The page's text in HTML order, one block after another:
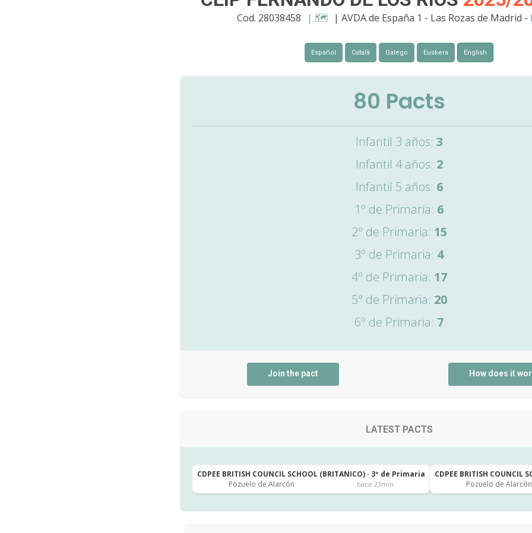
Cod. 28038458 | 🗺️ | AVDA de España 1 - Las Rozas de Madrid -
Español Català Galego Euskera English
80 Pacts
Infantil 3 años: 3
Infantil 4 años: 2
Infantil 5 años: 6
1º de Primaria: 6
2º de Primaria: 15
3º de Primaria: 4
4º de Primaria: 17
5º de Primaria: 20
6º de Primaria: 7
Join the pact How does it
LATEST PACTS
CDPEE BRITISH COUNCIL SCHOOL (BRITANICO) · 3º de Primaria
Pozuelo de Alarcón
hace 23min
CDPEE BRITISH COUNCIL
Pozuelo de Alarcón